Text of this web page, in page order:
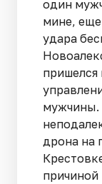
один
мине, еще
удара
пришелся
мужчины.
дрона на